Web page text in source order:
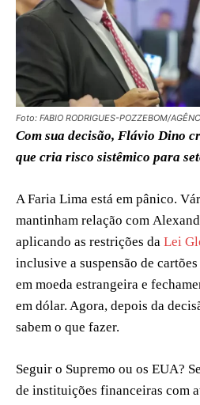
Foto: FABIO RODRIGUES-POZZEBOM/
Com sua decisão, Flávio Dino
que cria risco sistêmico para
A Faria Lima está em pânico.
mantinham relação com
aplicando as restrições da Lei
inclusive a suspensão de
em moeda estrangeira e
em dólar. Agora, depois da
sabem o que fazer.
Seguir o Supremo ou os EUA?
de instituições financeiras com